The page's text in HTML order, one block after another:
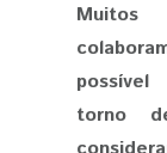
Muitos
torno